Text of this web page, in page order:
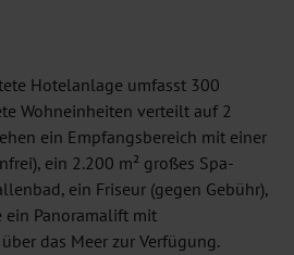
Hotelanlage umfasst 300
Wohneinheiten verteilt auf 2
ein Empfangsbereich mit einer
ein 2.200 m² großes Spa-
ein Friseur (gegen Gebühr),
ein Panoramalift mit
das Meer zur Verfügung.